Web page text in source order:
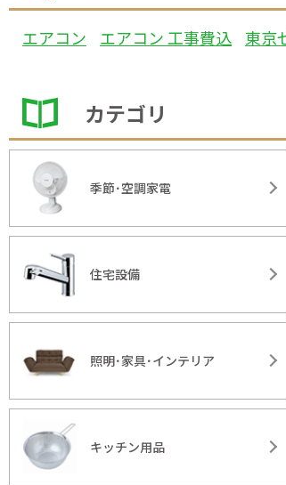
エアコン エアコン 工事費込 東京
カテゴリ
季節･空調家電
住宅設備
照明･家具･インテリア
キッチン用品